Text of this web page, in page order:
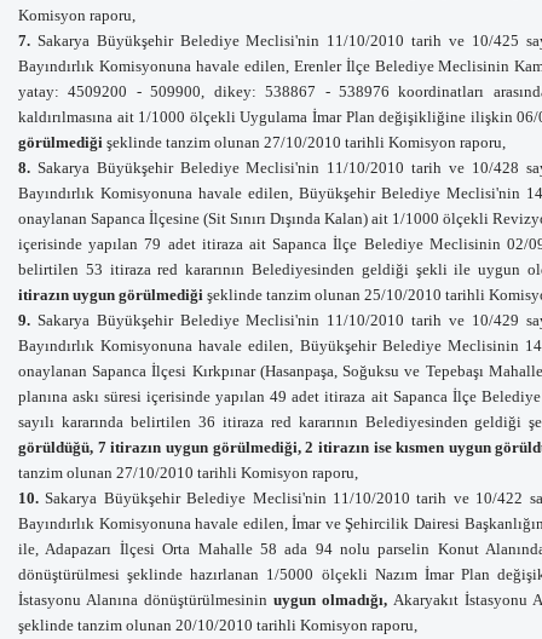
Komisyon raporu,
7. Sakarya Büyükşehir Belediye Meclisi'nin 11/10/2010 tarih ve 10/425
Bayındırlık Komisyonuna havaleedilen, Erenler İlçe Belediye Meclisinin
yatay: 4509200 - 509900, dikey: 538867 - 538976 koordinatları
kaldırılmasına ait 1/1000 ölçekli Uygulama İmar Plan değişikliğine ilişkin
görülmediği şeklinde tanzim olunan 27/10/2010 tarihli Komisyon raporu,
8. Sakarya Büyükşehir Belediye Meclisi'nin 11/10/2010 tarih ve 10/428
Bayındırlık Komisyonuna havale edilen, Büyükşehir Belediye Meclisi'nin
onaylanan Sapanca İlçesine (Sit Sınırı Dışında Kalan) ait 1/1000 ölçekli
içerisinde yapılan 79 adet itiraza ait Sapanca İlçe Belediye Meclisinin 02/
belirtilen 53 itiraza red kararının Belediyesinden geldiği şekli ile uygun
itirazın uygun görülmediği şeklinde tanzim olunan 25/10/2010 tarihli
9. Sakarya Büyükşehir Belediye Meclisi'nin 11/10/2010 tarih ve 10/429
Bayındırlık Komisyonuna havale edilen, Büyükşehir Belediye Meclisinin
onaylanan Sapanca İlçesi Kırkpınar (Hasanpaşa, Soğuksu ve Tepebaşı
planına askı süresi içerisinde yapılan 49 adet itiraza ait Sapanca İlçe
sayılı kararında belirtilen 36 itiraza red kararının Belediyesinden
görüldüğü, 7 itirazın uygun görülmediği, 2 itirazın ise kısmen uygun
tanzim olunan 27/10/2010 tarihli Komisyon raporu,
10.Sakarya Büyükşehir Belediye Meclisi'nin 11/10/2010 tarih ve 10/422
Bayındırlık Komisyonuna havale edilen,İmar ve Şehircilik Dairesi
ile, Adapazarı İlçesi Orta Mahalle 58 ada 94 nolu parselin Konut
dönüştürülmesi şeklinde hazırlanan 1/5000 ölçekli Nazım İmar Plan
İstasyonu Alanına dönüştürülmesininuygun olmadığı, Akaryakıt İstasyonu
şeklinde tanzim olunan 20/10/2010 tarihli Komisyon raporu,